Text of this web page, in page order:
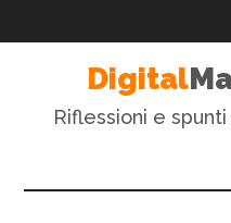
Digital
Riflessioni e